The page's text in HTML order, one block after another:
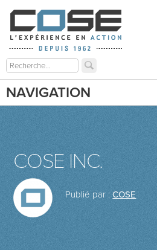
NAVIGATION
COSE INC.
Publié par :COSE